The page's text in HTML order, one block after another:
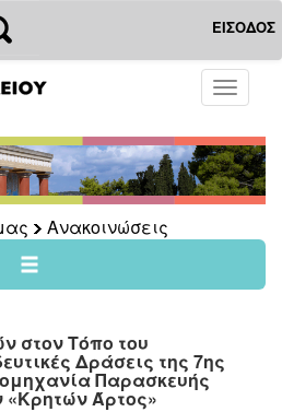
ΕΙΣΟΔΟΣ
Toggle
Ανακοινώσεις
στον Τόπο του
Δράσεις της 7ης
Παρασκευής
Άρτος»